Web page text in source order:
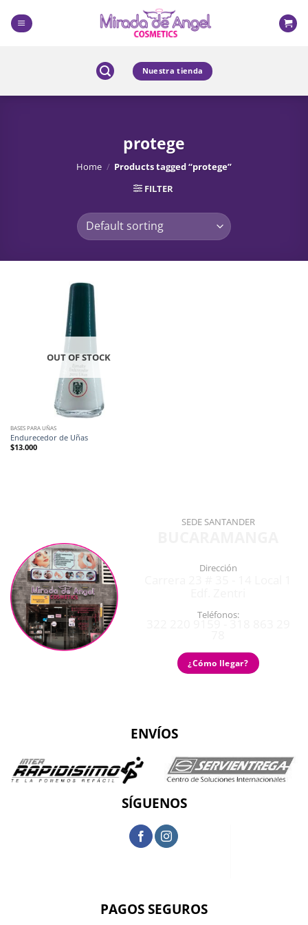
content
Nuestra tienda
protege
Home / Products tagged “protege”
FILTER
OUT OF STOCK
BASES PARA UÑAS
Endurecedor de Uñas
$13.000
SEDE SANTANDER
Dirección
Teléfonos:
¿Cómo llegar?
ENVÍOS
SÍGUENOS
PAGOS SEGUROS